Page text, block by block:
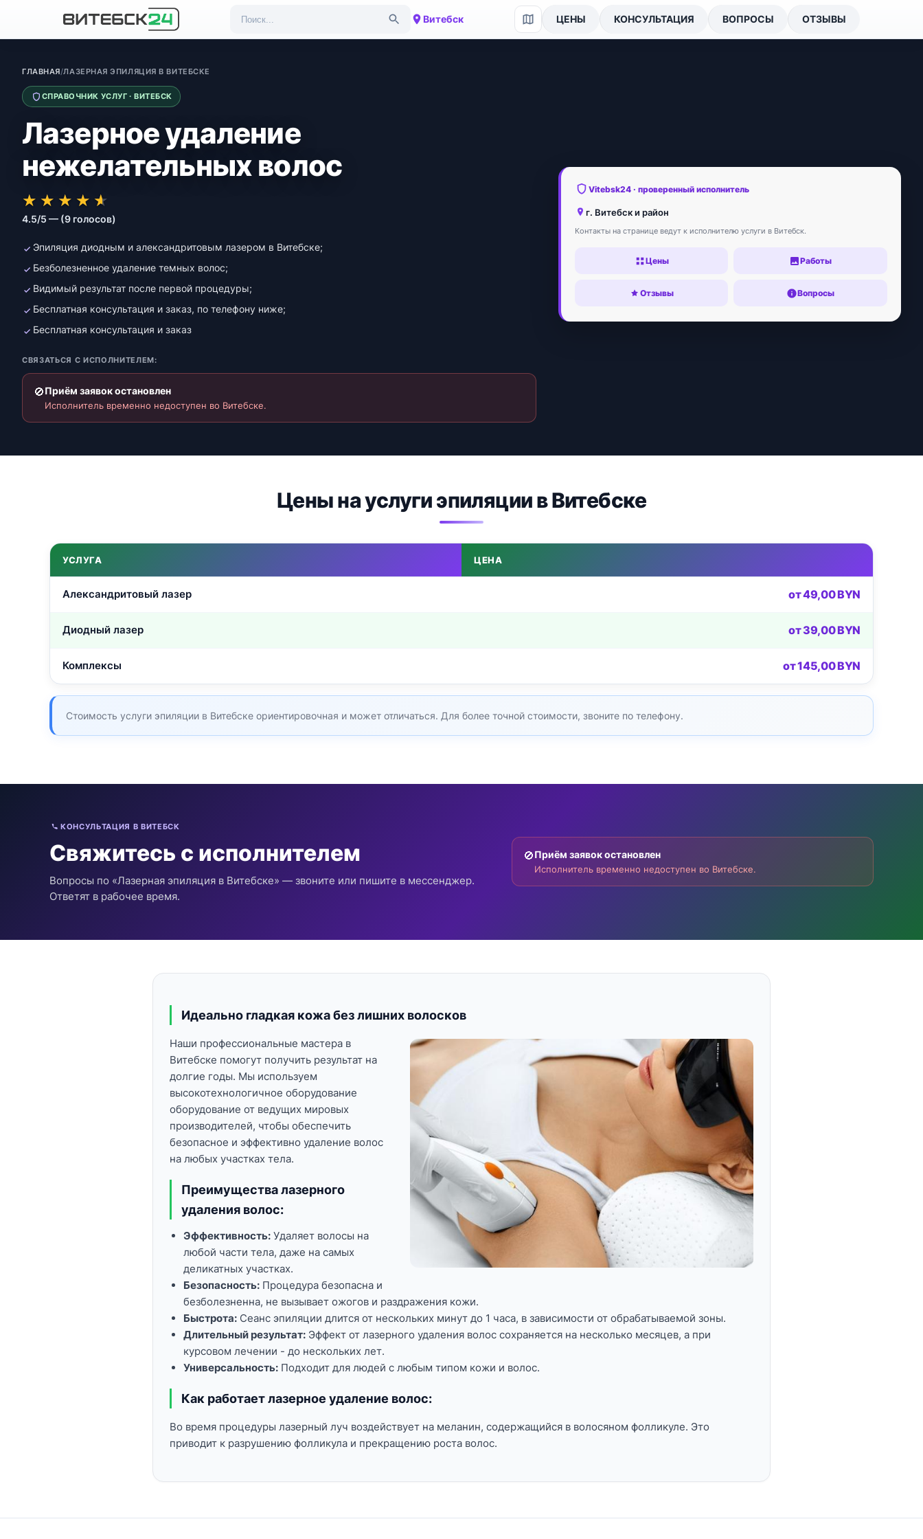
Витебск ЦЕНЫ КОНСУЛЬТАЦИЯ ВОПРОСЫ ОТЗЫВЫ
ГЛАВНАЯ/ЛАЗЕРНАЯ ЭПИЛЯЦИЯ В ВИТЕБСКЕ
СПРАВОЧНИК УСЛУГ · ВИТЕБСК
Лазерное удаление
нежелательных волос
★★★★★
★★★★★
★ ★ ★ ★ ★
4.5/5 — (9 голосов)
Эпиляция диодным и александритовым лазером в Витебске;
Безболезненное удаление темных волос;
Видимый результат после первой процедуры;
Бесплатная консультация и заказ, по телефону ниже;
Бесплатная консультация и заказ
СВЯЗАТЬСЯ С ИСПОЛНИТЕЛЕМ:
🚫Приём заявок остановлен
Исполнитель временно недоступен во Витебске.
Vitebsk24 · проверенный исполнитель
г. Витебск и район
Контакты на странице ведут к исполнителю услуги в Витебск.
Цены Работы
Отзывы Вопросы
Цены на услуги эпиляции в Витебске
УСЛУГА ЦЕНА
Александритовый лазер от 49,00 BYN
Диодный лазер от 39,00 BYN
Комплексы от 145,00 BYN
Стоимость услуги эпиляции в Витебске ориентировочная и может отличаться. Для более точной стоимости, звоните по телефону.
КОНСУЛЬТАЦИЯ В ВИТЕБСК
Свяжитесь с исполнителем
Вопросы по «Лазерная эпиляция в Витебске» — звоните или пишите в мессенджер.
Ответят в рабочее время.
🚫Приём заявок остановлен
Исполнитель временно недоступен во Витебске.
Идеально гладкая кожа без лишних волосков
Наши профессиональные мастера в
Витебске помогут получить результат на
долгие годы. Мы используем
высокотехнологичное оборудование
оборудование от ведущих мировых
производителей, чтобы обеспечить
безопасное и эффективно удаление волос
на любых участках тела.
Преимущества лазерного
удаления волос:
Эффективность: Удаляет волосы на
любой части тела, даже на самых
деликатных участках.
Безопасность: Процедура безопасна и
безболезненна, не вызывает ожогов и раздражения кожи.
Быстрота: Сеанс эпиляции длится от нескольких минут до 1 часа, в зависимости от обрабатываемой зоны.
Длительный результат: Эффект от лазерного удаления волос сохраняется на несколько месяцев, а при
курсовом лечении - до нескольких лет.
Универсальность: Подходит для людей с любым типом кожи и волос.
Как работает лазерное удаление волос:
Во время процедуры лазерный луч воздействует на меланин, содержащийся в волосяном фолликуле. Это
приводит к разрушению фолликула и прекращению роста волос.